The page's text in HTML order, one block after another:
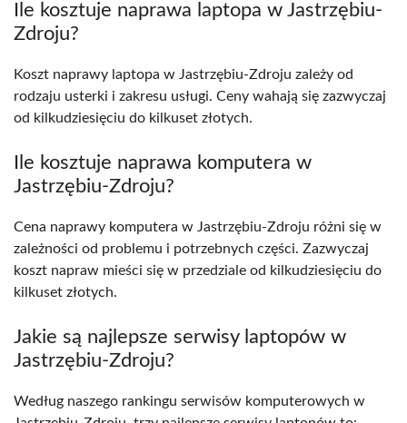
Ile kosztuje naprawa laptopa w Jastrzębiu-
Zdroju?
Koszt naprawy laptopa w Jastrzębiu-Zdroju zależy od
rodzaju usterki i zakresu usługi. Ceny wahają się zazwyczaj
od kilkudziesięciu do kilkuset złotych.
Ile kosztuje naprawa komputera w
Jastrzębiu-Zdroju?
Cena naprawy komputera w Jastrzębiu-Zdroju różni się w
zależności od problemu i potrzebnych części. Zazwyczaj
koszt napraw mieści się w przedziale od kilkudziesięciu do
kilkuset złotych.
Jakie są najlepsze serwisy laptopów w
Jastrzębiu-Zdroju?
Według naszego rankingu serwisów komputerowych w